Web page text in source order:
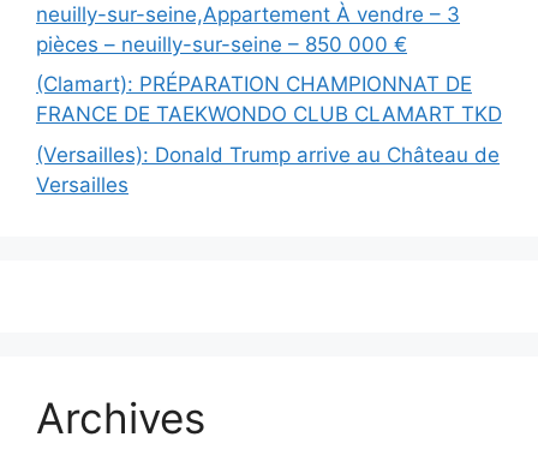
neuilly-sur-seine,Appartement À vendre – 3
pièces – neuilly-sur-seine – 850 000 €
(Clamart): PRÉPARATION CHAMPIONNAT DE
FRANCE DE TAEKWONDO CLUB CLAMART TKD
(Versailles): Donald Trump arrive au Château de
Versailles
Archives